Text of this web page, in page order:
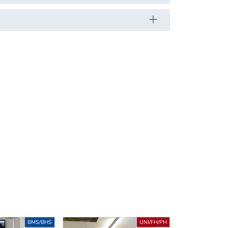
UNI/FH/PH UNI/FH/PH